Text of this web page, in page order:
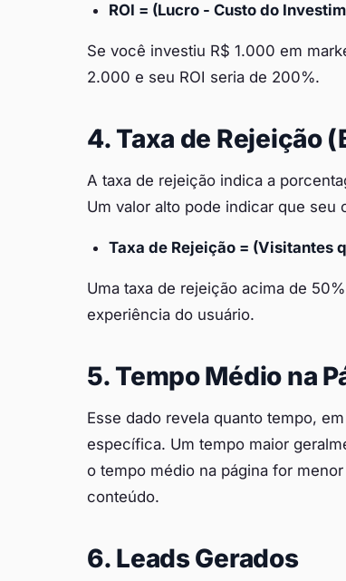
ROI = (Lucro - Custo do
Se você investiu R$ 1.000 em
2.000 e seu ROI seria de 200%.
4. Taxa de Rejeição
A taxa de rejeição indica a
Um valor alto pode indicar que seu
Taxa de Rejeição = (Visitantes
Uma taxa de rejeição acima de
experiência do usuário.
5. Tempo Médio na
Esse dado revela quanto tempo,
específica. Um tempo maior
o tempo médio na página for
conteúdo.
6. Leads Gerados